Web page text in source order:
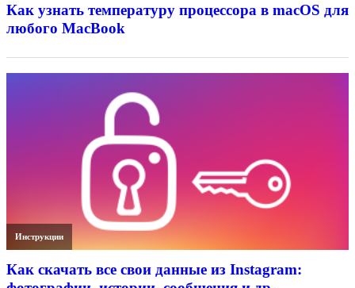
Как узнать температуру процессора в macOS для
любого MacBook
Инструкции
Как скачать все свои данные из Instagram: